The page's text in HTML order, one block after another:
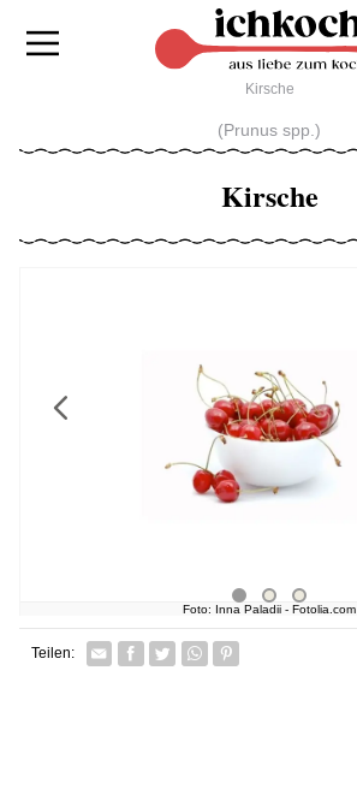
Kirsche
(Prunus spp.)
Kirsche
Foto: Inna Paladii - Fotolia.com
Previous
Teilen: Facebook
TwitterWhatsapp senden
Pin it